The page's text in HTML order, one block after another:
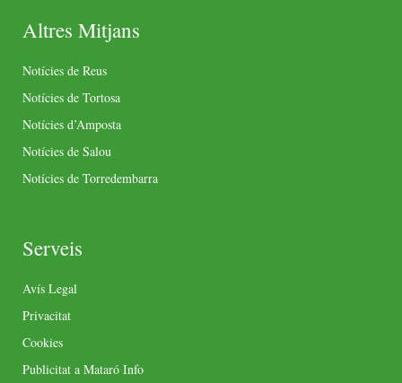
Altres Mitjans
Notícies de Reus
Notícies de Tortosa
Notícies d’Amposta
Notícies de Salou
Notícies de Torredembarra
Serveis
Avís Legal
Privacitat
Cookies
Publicitat a Mataró Info